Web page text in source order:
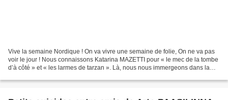
Vive la semaine Nordique ! On va vivre une semaine de folie, On ne va pas
voir le jour ! Nous connaissons Katarina MAZETTI pour « le mec de la tombe
d’à côté » et « les larmes de tarzan ». Là, nous nous immergeons dans la